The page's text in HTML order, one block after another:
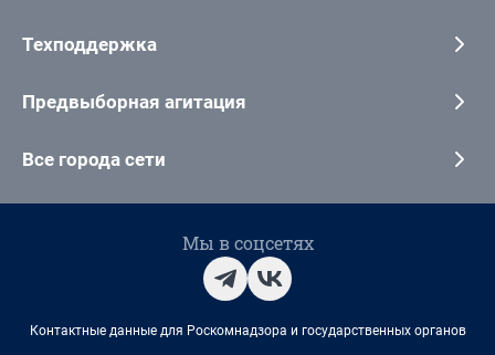
Техподдержка
Предвыборная агитация
Все города сети
Мы в соцсетях
Контактные данные для Роскомнадзора и государственных органов